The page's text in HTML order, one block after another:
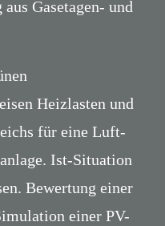
Gasetagen- und
Heizlasten und
für eine Luft-
Ist-Situation
Bewertung einer
einer PV-